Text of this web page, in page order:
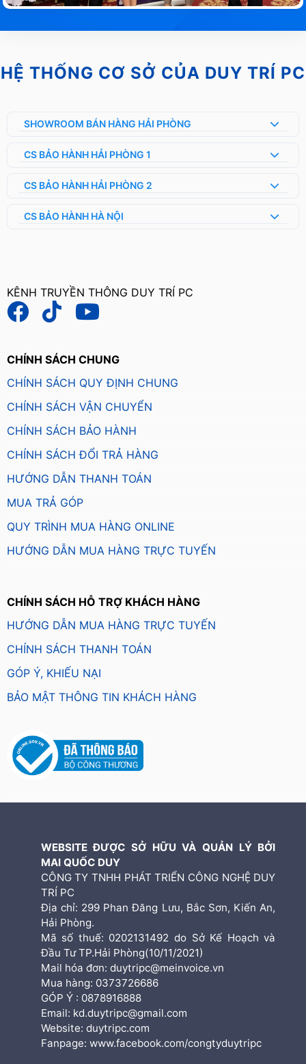
HỆ THỐNG CƠ SỞ CỦA DUY TRÍ PC
SHOWROOM BÁN HÀNG HẢI PHÒNG
CS BẢO HÀNH HẢI PHÒNG 1
CS BẢO HÀNH HẢI PHÒNG 2
CS BẢO HÀNH HÀ NỘI
KÊNH TRUYỀN THÔNG DUY TRÍ PC
CHÍNH SÁCH CHUNG
CHÍNH SÁCH QUY ĐỊNH CHUNG
CHÍNH SÁCH VẬN CHUYỂN
CHÍNH SÁCH BẢO HÀNH
CHÍNH SÁCH ĐỔI TRẢ HÀNG
HƯỚNG DẪN THANH TOÁN
MUA TRẢ GÓP
QUY TRÌNH MUA HÀNG ONLINE
HƯỚNG DẪN MUA HÀNG TRỰC TUYẾN
CHÍNH SÁCH HỖ TRỢ KHÁCH HÀNG
HƯỚNG DẪN MUA HÀNG TRỰC TUYẾN
CHÍNH SÁCH THANH TOÁN
GÓP Ý, KHIẾU NẠI
BẢO MẬT THÔNG TIN KHÁCH HÀNG
WEBSITE ĐƯỢC SỞ HỮU VÀ QUẢN LÝ BỞI
MAI QUỐC DUY
CÔNG TY TNHH PHÁT TRIỂN CÔNG NGHỆ DUY
TRÍ PC
Địa chỉ: 299 Phan Đăng Lưu, Bắc Sơn, Kiến An,
Hải Phòng.
Mã số thuế: 0202131492 do Sở Kế Hoạch và
Đầu Tư TP.Hải Phòng(10/11/2021)
Mail hóa đơn: duytripc@meinvoice.vn
Mua hàng: 0373726686
GÓP Ý : 0878916888
Email: kd.duytripc@gmail.com
Website: duytripc.com
Fanpage: www.facebook.com/congtyduytripc